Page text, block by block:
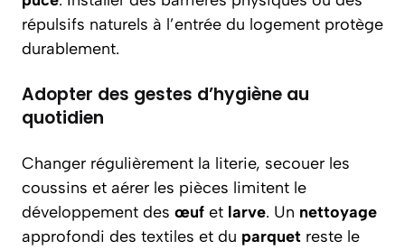
répulsifs naturels à l’entrée du logement protège
durablement.
Adopter des gestes d’hygiène au
quotidien
Changer régulièrement la literie, secouer les
coussins et aérer les pièces limitent le
développement des œuf et larve. Un nettoyage
approfondi des textiles et du parquet reste le